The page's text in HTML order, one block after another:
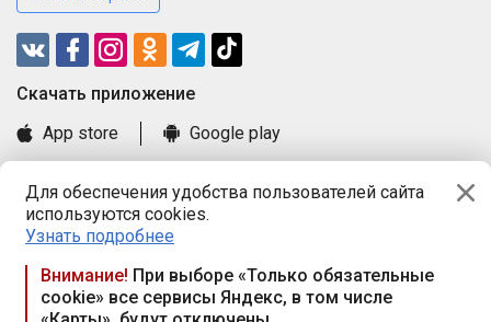
Для обеспечения удобства пользователей сайта
используются cookies.
Узнать подробнее
Внимание! При выборе «Только обязательные
cookie» все сервисы Яндекс, в том числе
Cкачать приложение
App store
Google play
Книга замечаний и предложений
Правила и документы
Praca.by © 2000—2026, ООО «ПРАЦА БАЙ»
Республика Беларусь, 220114, г. Минск, пр-т Независимости
117а, пом. № 9.